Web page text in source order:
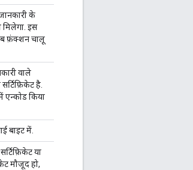
के
मिलेगा. इस
फ़ंक्शन चालू
वाले
है.
एन्कोड किया
बाइट में.
या
मौजूद हो,